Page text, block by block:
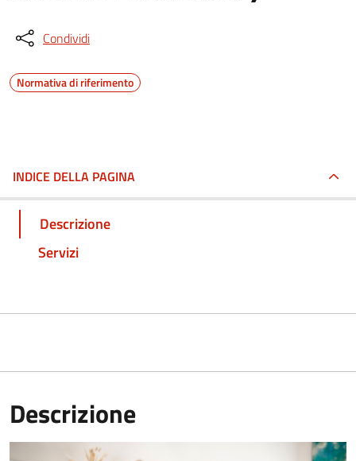
Condividi
Normativa di riferimento
INDICE DELLA PAGINA
Descrizione
Servizi
Descrizione